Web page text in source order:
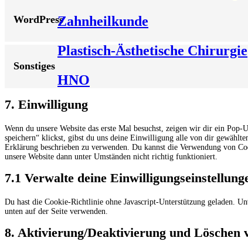
Zahnheilkunde
Plastisch-Ästhetische Chirurgie
HNO
WordPress
Sonstiges
7. Einwilligung
Wenn du unsere Website das erste Mal besuchst, zeigen wir dir ein
speichern“ klickst, gibst du uns deine Einwilligung alle von dir
Erklärung beschrieben zu verwenden. Du kannst die Verwendung von
unsere Website dann unter Umständen nicht richtig funktioniert.
7.1 Verwalte deine
Du hast die Cookie-Richtlinie ohne Javascript-Unterstützung geladen.
unten auf der Seite verwenden.
8. Aktivierung/Deaktivierung und Löschen